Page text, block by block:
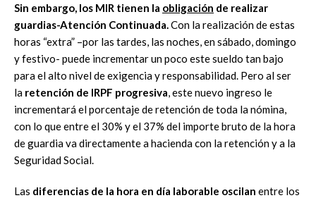
Sin embargo, los MIR tienen la obligación de realizar
guardias-Atención Continuada.Con la realización de estas
horas “extra” –por las tardes, las noches, en sábado, domingo
y festivo- puede incrementar un poco este sueldo tan bajo
para el alto nivel de exigencia y responsabilidad. Pero al ser
la retención de IRPF progresiva, este nuevo ingreso le
incrementará el porcentaje de retención de toda la nómina,
con lo que entre el 30% y el 37% del importe bruto de la hora
de guardia va directamente a hacienda con la retención y a la
Seguridad Social.
Las diferencias de la hora en día laborable oscilan entre los